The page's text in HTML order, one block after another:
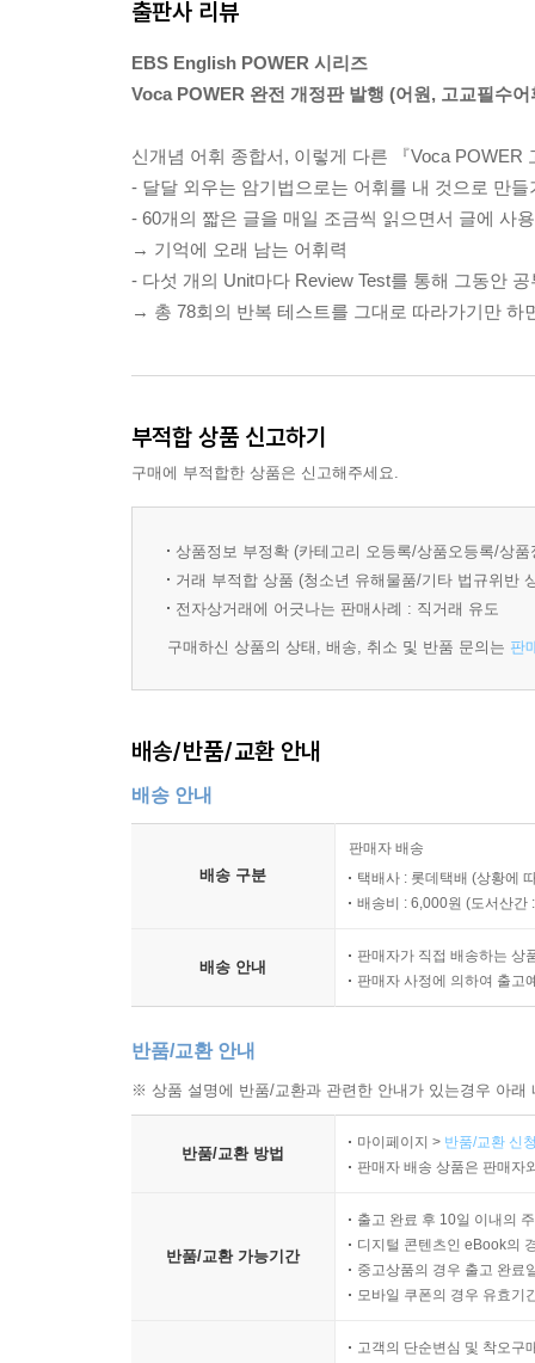
UNIT 12 Being Eco with Five R’s
UNIT 14 The Birth of Safe Elevators
UNIT 15 Exploring Antarctica
UNIT 16 Columbus’s Young Crew Members
UNIT 17 The Blind Spot in the Research of Ocean
UNIT 18 Computers Save the World’s Artworks
UNIT 19 Sense of Fairness Governing the Human
UNIT 20 Creating: Equally Natural to Our Animal
Review Test 4
UNIT 22 Don’t Ignore Distractions!
UNIT 23 Health Anxiety Felt by Medical Students
UNIT 24 Language: An Evolutionary Product
UNIT 25 Who Are Behind the Scenes?
Review Test 5
UNIT 26 The New Two-Way Media
UNIT 29 How the Slump in Raisin Sales Was
Review Test 6
Progress Test 3
UNIT 31 Smaller, Innovative Firms Beat Large
UNIT 32 Activate Your Prior Knowledge
UNIT 33 Can Language Die Out?
UNIT 35 The Right Decision
Review Test 7
UNIT 36 Optimism Matters for the Environment
UNIT 38 The Role of Conflict in a Story
UNIT 40 Distance Education and Online Courses
UNIT 41 The Likelihood of Something Happening
UNIT 43 What Determines Who You Are?
출판사 리뷰
EBS English POWER 시리즈
Voca POWER 완전 개정판 발행 (어원, 고교필수어
신개념 어휘 종합서, 이렇게 다른 『Voca POWER
- 달달 외우는 암기법으로는 어휘를 내 것으로 만
- 60개의 짧은 글을 매일 조금씩 읽으면서 글에 사
→ 기억에 오래 남는 어휘력
- 다섯 개의 Unit마다 Review Test를 통해 그동안
→ 총 78회의 반복 테스트를 그대로 따라가기만 하
부적합 상품 신고하기
구매에 부적합한 상품은 신고해주세요.
상품정보 부정확 (카테고리 오등록/상품오등록/상
거래 부적합 상품 (청소년 유해물품/기타 법규위반
전자상거래에 어긋나는 판매사례 : 직거래 유도
구매하신 상품의 상태, 배송, 취소 및 반품 문의는 판
배송/반품/교환 안내
배송 안내
배송 구분
판매자 배송
택배사 : 롯데택배 (상황에
배송비 : 6,000원 (도서산간
배송 안내
판매자가 직접 배송하는 상
판매자 사정에 의하여 출고
반품/교환 안내
※ 상품 설명에 반품/교환과 관련한 안내가 있는경우 아
반품/교환 방법
마이페이지 > 반품/교환 신
판매자 배송 상품은 판매자
반품/교환 가능기간
출고 완료 후 10일 이내의
디지털 콘텐츠인 eBook의
중고상품의 경우 출고 완료
모바일 쿠폰의 경우 유효기
고객의 단순변심 및 착오구